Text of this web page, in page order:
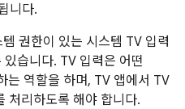
니다.
템 권한이 있는 시스템 TV 입력
있습니다. TV 입력은 어떤
역할을 하며, TV 앱에서 TV
처리하도록 해야 합니다.